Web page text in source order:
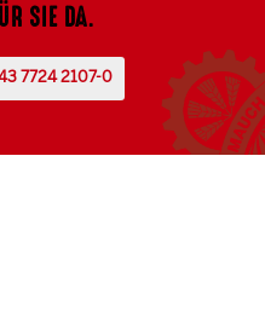
SIE DA.
7724 2107-0